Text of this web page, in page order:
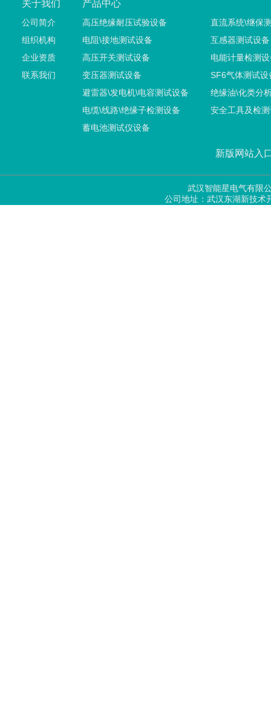
关于我们
公司简介
组织机构
企业资质
联系我们
产品中心
高压绝缘耐压试验设备
电阻\接地测试设备
高压开关测试设备
变压器测试设备
避雷器\发电机\电容测试设备
电缆\线路\绝缘子检测设备
蓄电池测试仪设备
直流系统\继保
互感器测试设备
电能计量检测
SF6气体测试设
绝缘油\化类分
安全工具及检
新版网站入
武汉智能星电气有限
公司地址：武汉东湖新技术